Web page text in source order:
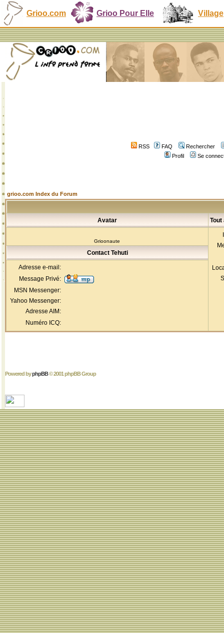
Grioo.com Grioo Pour Elle Village
RSS FAQ
Rechercher
Profil
Se
grioo.com Index du Forum
Avatar Tout
Grioonaute
Contact Tehuti
Adresse e-mail:
Message Privé:
MSN Messenger:
Yahoo Messenger:
Adresse AIM:
Numéro ICQ:
Powered byphpBB© 2001 phpBB Group